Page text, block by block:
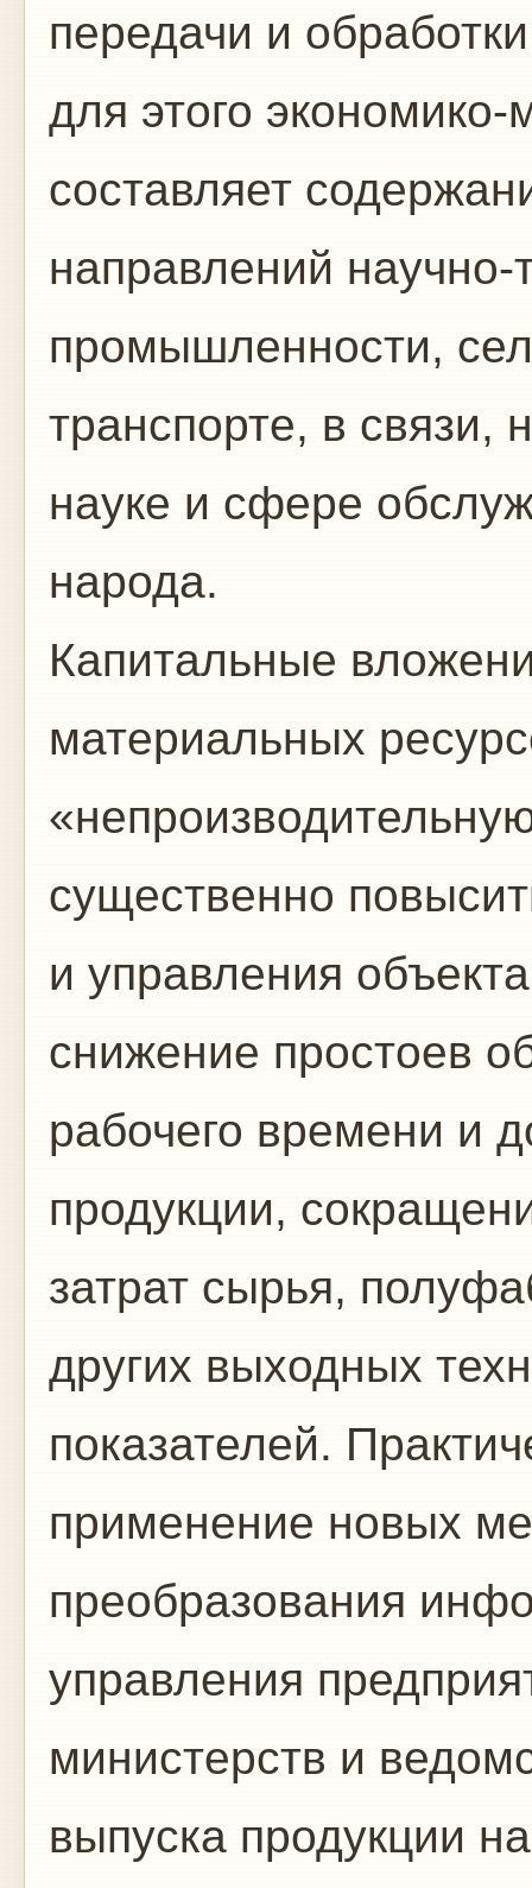
передачи и
для этого
составля­ет
направлений научно-
промышленности,
транспорте, в связи,
науке и сфере
народа.
Капитальные
материальных
существенно
и управления
сни­жение простоев
рабочего времени и
продукции,
затрат сырья,
других выходных
показате­лей.
применение новых
преобразования
управления
министерств и
выпуска про­дукции